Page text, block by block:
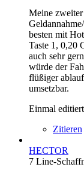
Meine
besten mit
Taste 1, 0,20
auch sehr
würde der
flüßiger
umsetzbar.
Einmal
Zitieren
HECTOR
7 Line-